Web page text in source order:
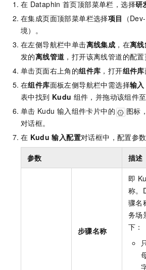
在 Dataphin 首页顶部菜单栏，选择研
在集成页面顶部菜单栏选择项目 （
境）。
在左侧导航栏中单击离线集成 ，在离
发的离线管道 ，打开该离线管道的配置
单击页面右上角的组件库 ，打开组件库
在组件库面板左侧导航栏中需选择输入
表中找到 Kudu 组件，并拖动该组件至
单击 Kudu 输入组件卡片中的 图标
对话框。
在 Kudu 输入配置对话框中，配置参数
参数 描述
步骤名称
即
称。
骤名
务场
下：